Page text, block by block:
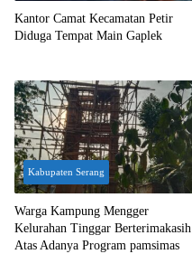
Kantor Camat Kecamatan Petir
Diduga Tempat Main Gaplek
Kabupaten Serang
Warga Kampung Mengger
Kelurahan Tinggar Berterimakasih
Atas Adanya Program pamsimas